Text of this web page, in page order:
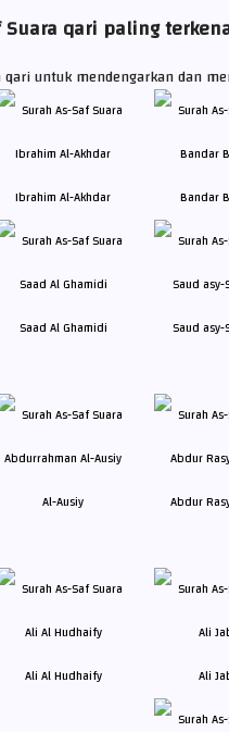
Suara qari paling
untuk mendengarkan dan
Ibrahim Al-Akhdar Bandar
Saad Al Ghamidi Saud asy-
Al-Ausiy Abdur
Ali Al Hudhaify Ali